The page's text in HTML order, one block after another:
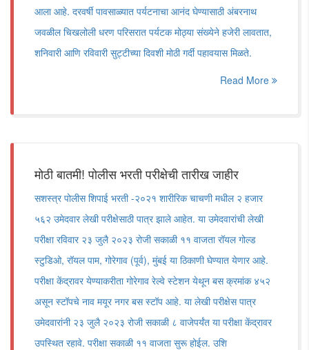
आला आहे. दरवर्षी पावसाळ्यात पर्यटनाचा आनंद घेण्यासाठी अंबरनाथ
जवळील चिखलोली धरण परिसरात पर्यटक मोठ्या संख्येने हजेरी लावतात,
शनिवारी आणि रविवारी सुट्टीच्या दिवशी मोठी गर्दी पहावयास मिळते.
Read More
मोठी बातमी! पोलीस भरती परीक्षेची तारीख जाहीर
सशस्त्र पोलीस शिपाई भरती -२०२१ शारीरिक चाचणी मधील २ हजार
५६२ उमेदवार लेखी परीक्षेसाठी पात्र झाले आहेत. या उमेदवारांची लेखी
परीक्षा रविवार २३ जुलै २०२३ रोजी सकाळी ११ वाजता रॉयल गोल्ड
स्टुडिओ, रॉयल पाम, गोरेगाव (पूर्व), मुंबई या ठिकाणी घेण्यात येणार आहे.
परीक्षा केंद्रावर येण्याकरीता गोरेगाव रेल्वे स्टेशन येथून बस क्रमांक ४५२
असून स्टॉपचे नाव मयूर नगर बस स्टॉप आहे. या लेखी परीक्षेस पात्र
उमेदवारांनी २३ जुलै २०२३ रोजी सकाळी ८ वाजेपर्यंत या परीक्षा केंद्रावर
उपस्थित रहावे. परीक्षा सकाळी ११ वाजता सुरू होईल. उशि